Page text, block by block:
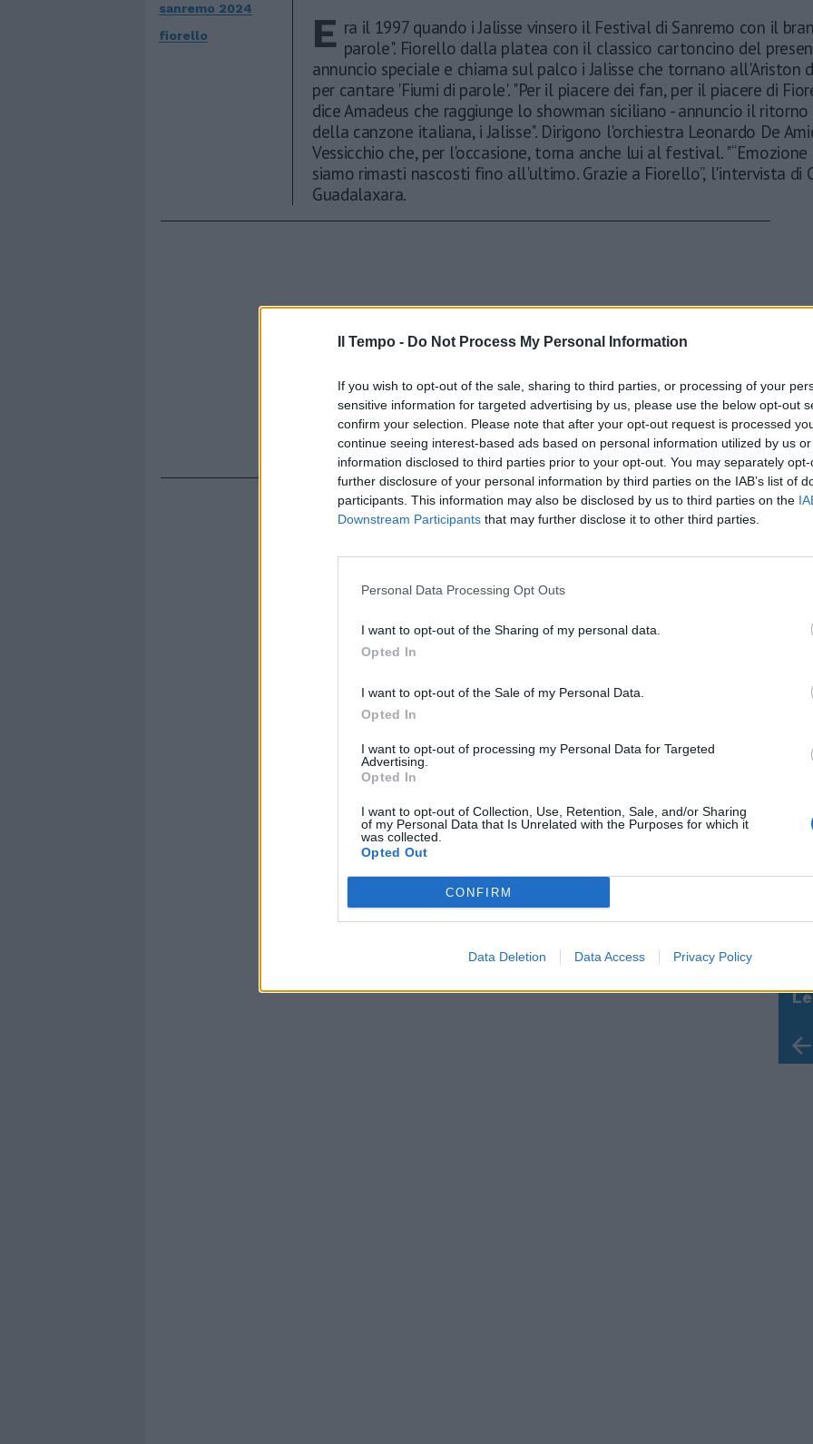
Il Tempo - Do Not Process My Personal Information
If you wish to opt-out of the sale, sharing to third parties, or processing of your
sensitive information for targeted advertising by us, please use the below opt-out
confirm your selection. Please note that after your opt-out request is processed
continue seeing interest-based ads based on personal information utilized by us
information disclosed to third parties prior to your opt-out. You may separately
further disclosure of your personal information by third parties on the IAB’s list of
participants. This information may also be disclosed by us to third parties on the
Downstream Participants that may further disclose it to other third parties.
Personal Data Processing Opt Outs
I want to opt-out of the Sharing of my personal data.
Opted In
I want to opt-out of the Sale of my Personal Data.
Opted In
I want to opt-out of processing my Personal Data for Targeted
Advertising.
Opted In
I want to opt-out of Collection, Use, Retention, Sale, and/or Sharing
of my Personal Data that Is Unrelated with the Purposes for which it
was collected.
Opted Out
CONFIRM
Data Deletion Data Access Privacy Policy
sanremo 2024
fiorello
E ra il 1997 quando i Jalisse vinsero il Festival di Sanremo con il
parole". Fiorello dalla platea con il classico cartoncino del
annuncio speciale e chiama sul palco i Jalisse che tornano all'Ariston
per cantare 'Fiumi di parole'. "Per il piacere dei fan, per il piacere di
dice Amadeus che raggiunge lo showman siciliano - annuncio il
della canzone italiana, i Jalisse". Dirigono l'orchiestra Leonardo De
Vessicchio che, per l'occasione, torna anche lui al festival.
siamo rimasti nascosti fino all'ultimo. Grazie a Fiorello”, l'intervista di
Guadalaxara.
In
Trump, Meloni e la strategia